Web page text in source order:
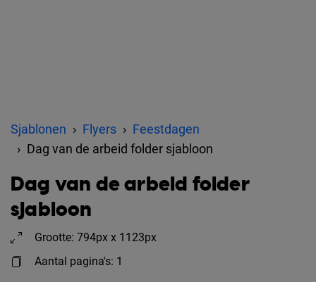
Sjablonen Flyers
Feestdagen
Dag van de arbeid folder sjabloon
Dag van de arbeid folder
sjabloon
Grootte: 794px x 1123px
Aantal pagina's: 1